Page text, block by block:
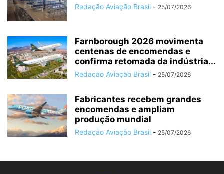
Redação Aviação Brasil - 25/07/2026
Farnborough 2026 movimenta
centenas de encomendas e
confirma retomada da indústria...
Redação Aviação Brasil - 25/07/2026
Fabricantes recebem grandes
encomendas e ampliam
produção mundial
Redação Aviação Brasil - 25/07/2026